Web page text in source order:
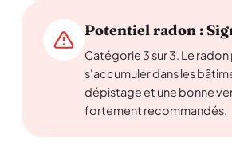
Potentiel radon :
Catégorie 3 sur 3. Le
s'accumuler dans les
dépistage et une bonne
fortement recommandés.